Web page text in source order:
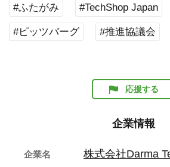
#ふたがみ #TechShop Japan
#ピッツバーグ #推進協議会
応援する
企業情報
企業名 株式会社Darma